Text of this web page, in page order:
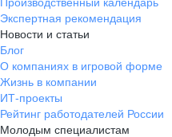
Экспертная рекомендация
Новости и статьи
Блог
О компаниях в игровой форме
Жизнь в компании
ИТ-проекты
Рейтинг работодателей России
Молодым специалистам